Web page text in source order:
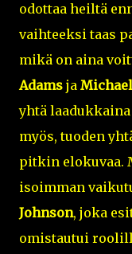
odottaa heiltä
vaihteeksi taas
mikä on aina
Adams ja
yhtä
myös, tuoden
pitkin elokuvaa.
isoimman
Johnson, joka
omistautui